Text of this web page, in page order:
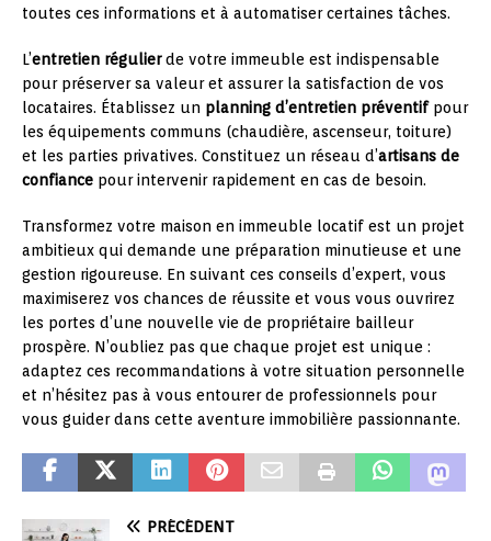
toutes ces informations et à automatiser certaines tâches.
L’entretien régulierde votre immeuble est indispensable
pour préserver sa valeur et assurer la satisfaction de vos
locataires. Établissez un planning d’entretien préventifpour
les équipements communs (chaudière, ascenseur, toiture)
et les parties privatives. Constituez un réseau d’artisans de
confiance pour intervenir rapidement en cas de besoin.
Transformez votre maison en immeuble locatif est un projet
ambitieux qui demande une préparation minutieuse et une
gestion rigoureuse. En suivant ces conseils d’expert, vous
maximiserez vos chances de réussite et vous vous ouvrirez
les portes d’une nouvelle vie de propriétaire bailleur
prospère. N’oubliez pas que chaque projet est unique :
adaptez ces recommandations à votre situation personnelle
et n’hésitez pas à vous entourer de professionnels pour
vous guider dans cette aventure immobilière passionnante.
PRÉCÉDENT